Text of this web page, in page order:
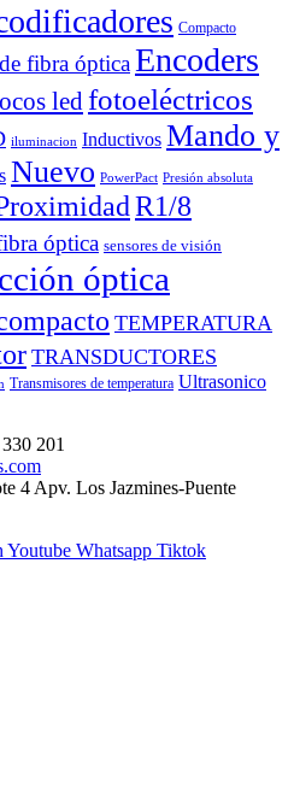
Compacto
fibra ópticaEncoders
led fotoeléctricos
iluminacion Inductivos Mando y
Nuevo PowerPact Presión absoluta
R1/8
óptica sensores de visión
óptica
TEMPERATURA
TRANSDUCTORES
Transmisores de temperatura Ultrasonico
201
4 Apv. Los Jazmines-Puente
Youtube Whatsapp Tiktok